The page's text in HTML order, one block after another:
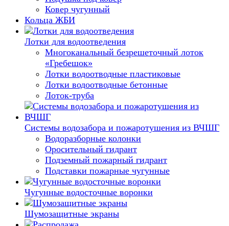
Ковер чугунный
Кольца ЖБИ
Лотки для водоотведения
Многоканальный безрешеточный лоток
«Гребешок»
Лотки водоотводные пластиковые
Лотки водоотводные бетонные
Лоток-труба
Системы водозабора и пожаротушения из ВЧШГ
Водоразборные колонки
Оросительный гидрант
Подземный пожарный гидрант
Подставки пожарные чугунные
Чугунные водосточные воронки
Шумозащитные экраны